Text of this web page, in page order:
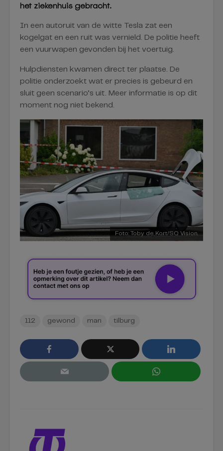
het ziekenhuis gebracht.
In een autoruit van de witte Tesla zat een
kogelgat en een ruit was vernield. De politie heeft
een vuurwapen gevonden bij het voertuig.
Hulpdiensten kwamen direct ter plaatse. De
politie onderzoekt wat er precies is gebeurd en
sluit geen scenario’s uit. Meer informatie is op dit
moment nog niet bekend.
Foto: Toby de Kort/SQ Vision.
112 gewond man tilburg